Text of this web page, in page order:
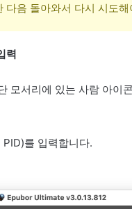
음 돌아와서 다시 시도해
력
모서리에 있는 사람 아이
를 입력합니다.